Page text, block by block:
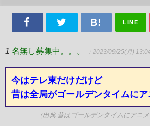
LINE
1 名無し募集中。。。 ：2023/09/25(月)
今はテレ東だけだけど
昔は全局がゴールデンタイムに
（出典 昔はゴールデンタイムにアニ